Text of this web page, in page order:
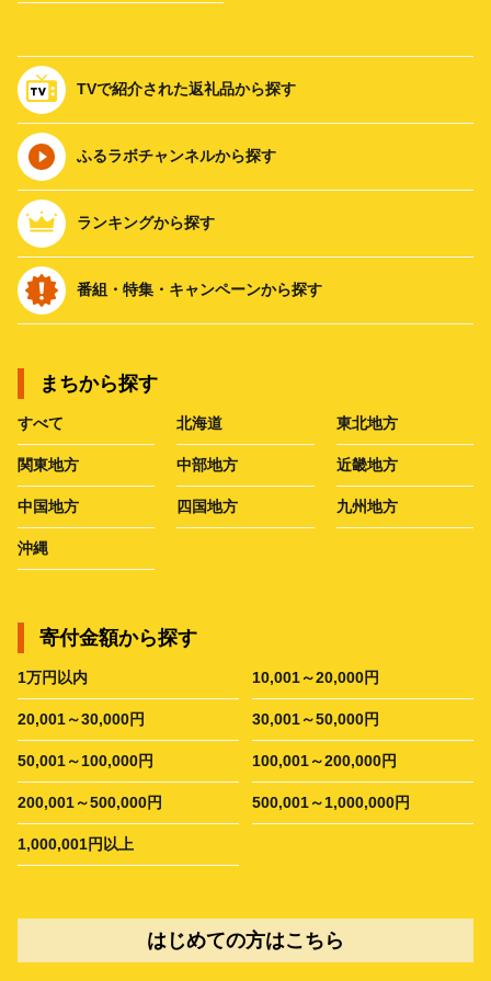
TVで紹介された返礼品から探す
ふるラボチャンネルから探す
ランキングから探す
番組・特集・キャンペーンから探す
まちから探す
すべて 北海道 東北地方
関東地方 中部地方 近畿地方
中国地方 四国地方 九州地方
沖縄
寄付金額から探す
1万円以内 10,001～20,000円
20,001～30,000円 30,001～50,000円
50,001～100,000円 100,001～200,000円
200,001～500,000円 500,001～1,000,000円
1,000,001円以上
はじめての方はこちら